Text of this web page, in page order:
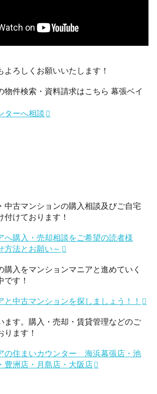
よろしくお願いいたします！
物件検索・資料請求はこちら 幕張ベイ
ターへ相談
中古マンションの購入相談及びご自宅
付けております！
へ購入・売却相談をご希望の読者様
法とお願い～
購入をマンションマニアと進めていく
です！
と中古マンションを探しましょう！！
ます。購入・売却・賃貸管理などのご
ります！
の住まいカウンター 海浜幕張店・池
豊洲店・月島店・大阪店